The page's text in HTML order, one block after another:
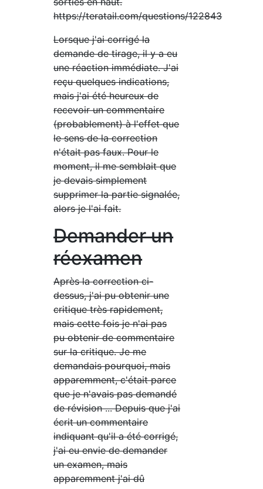
https://teratail.com/questions/122843
Lorsque j'ai corrigé la
demande de tirage, il y a eu
une réaction immédiate. J'ai
reçu quelques indications,
mais j'ai été heureux de
recevoir un commentaire
(probablement) à l'effet que
le sens de la correction
n'était pas faux. Pour le
moment, il me semblait que
je devais simplement
supprimer la partie signalée,
alors je l'ai fait.
Demander un
réexamen
Après la correction ci-
dessus, j'ai pu obtenir une
critique très rapidement,
mais cette fois je n'ai pas
pu obtenir de commentaire
sur la critique. Je me
demandais pourquoi, mais
apparemment, c'était parce
que je n'avais pas demandé
de révision ... Depuis que j'ai
écrit un commentaire
indiquant qu'il a été corrigé,
j'ai eu envie de demander
un examen, mais
apparemment j'ai dû